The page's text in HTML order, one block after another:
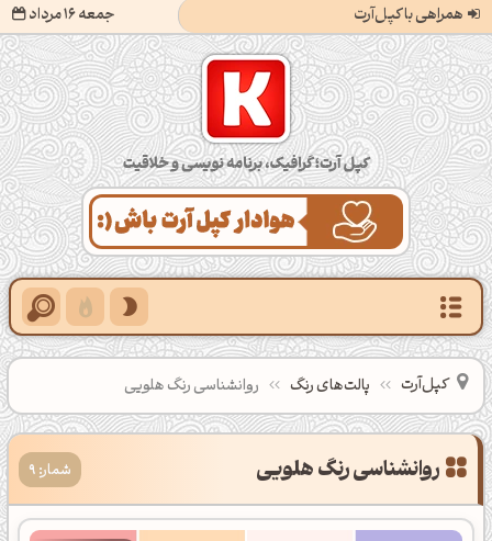
همراهی با کپل‌آرت جمعه 16 مرداد
کپل‌آرت؛ گرافیک، برنامه‌نویسی و خلاقیت
کپل‌آرت پالت‌های رنگ روانشناسی رنگ هلویی
شمار: 9